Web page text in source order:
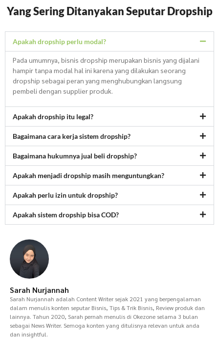
Yang Sering Ditanyakan Seputar Dropship
Apakah dropship perlu modal?
Pada umumnya, bisnis dropship merupakan bisnis yang dijalani
hampir tanpa modal hal ini karena yang dilakukan seorang
dropship sebagai peran yang menghubungkan langsung
pembeli dengan supplier produk.
Apakah dropship itu legal?
Bagaimana cara kerja sistem dropship?
Bagaimana hukumnya jual beli dropship?
Apakah menjadi dropship masih menguntungkan?
Apakah perlu izin untuk dropship?
Apakah sistem dropship bisa COD?
Sarah Nurjannah
Sarah Nurjannah adalah Content Writer sejak 2021 yang berpengalaman
dalam menulis konten seputar Bisnis, Tips & Trik Bisnis, Review produk dan
lainnya. Tahun 2020, Sarah pernah menulis di Okezone selama 3 bulan
sebagai News Writer. Semoga konten yang ditulisnya relevan untuk anda
dan insightful.